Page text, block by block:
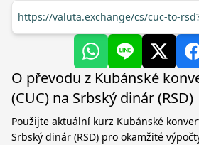
https://valuta.exchange/cs/cuc-to-
O převodu z Kubánské
(CUC) na Srbský dinár (RSD)
Použijte aktuální kurz Kubánské
Srbský dinár (RSD) pro okamžité